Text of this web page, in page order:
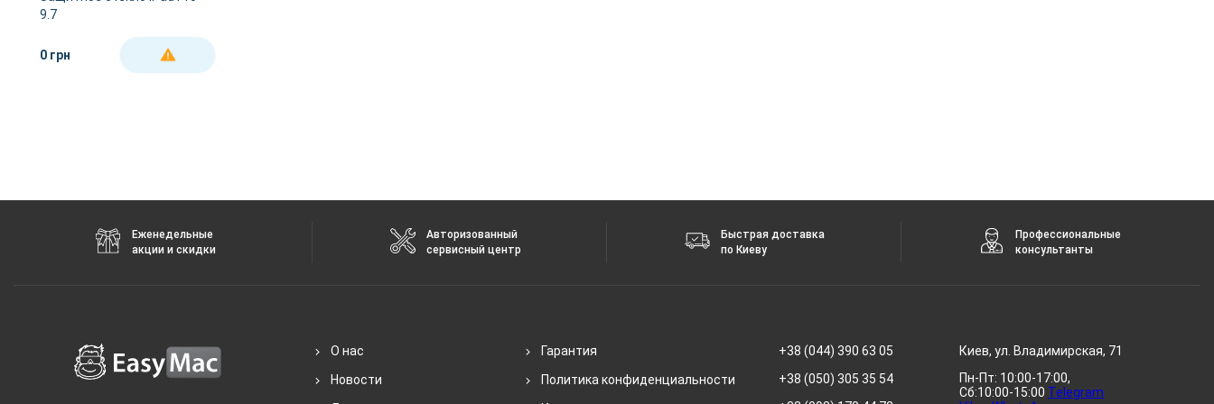
9.7
0 грн ДЕТАЛЬНЕЕ
Еженедельные
акции и скидки
Авторизованный
сервисный центр
Быстрая доставка
по Киеву
Профессиональные
консультанты
О нас
Новости
Гарантия
Политика конфиденциальности
+38 (044) 390 63 05
+38 (050) 305 35 54
Киев, ул. Владимирская, 71
Пн-Пт: 10:00-17:00,
Сб:10:00-15:00 Telegram